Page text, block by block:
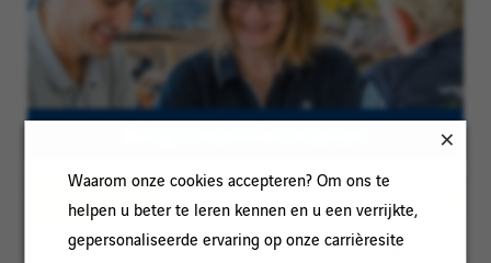
Waarom onze cookies accepteren? Om ons te
helpen u beter te leren kennen en u een verrijkte,
gepersonaliseerde ervaring op onze carrièresite